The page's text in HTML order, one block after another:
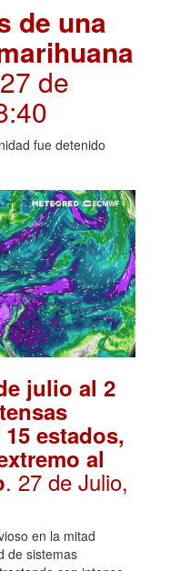
de una
de
fue detenido
julio al 2
estados,
al
. 27 de Julio,
en la mitad
de sistemas